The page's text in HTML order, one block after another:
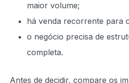
maior volume;
há venda recorrente para
o negócio precisa de
completa.
Antes de decidir, compare os